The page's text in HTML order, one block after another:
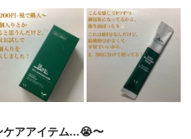
ケアアイテム...😭〜